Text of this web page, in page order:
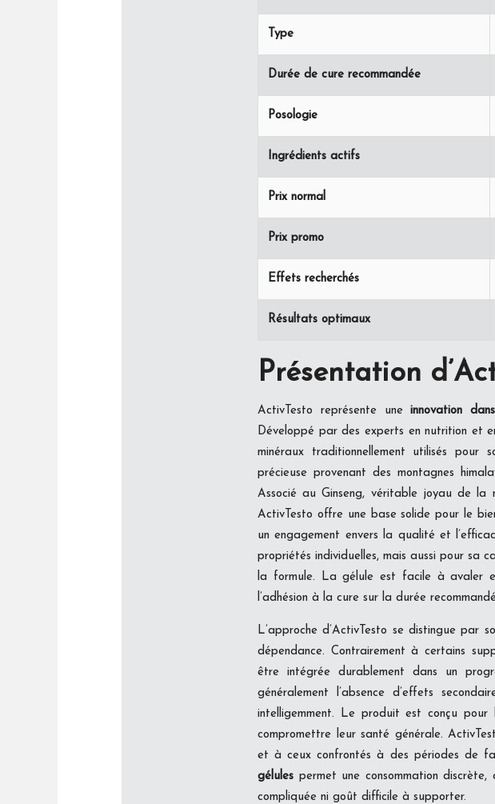
Type
Durée de cure recommandée
Posologie
Ingrédients actifs
Prix normal
Prix promo
Effets recherchés
Résultats optimaux
Présentation
ActivTesto représente uneinnovation
Développé par des experts en nutrition et
minéraux traditionnellement utilisés pour
précieuse provenant des montagnes
Associé au Ginseng, véritable joyau de
ActivTesto offre une base solide pour le
un engagement envers la qualité et
propriétés individuelles, mais aussi pour sa
la formule. La gélule est facile à avaler
l’adhésion à la cure sur la durée
L’approche d’ActivTesto se distingue par
dépendance. Contrairement à certains
être intégrée durablement dans un
généralement l’absence d’effets
intelligemment. Le produit est conçu pour
compromettre leur santé générale.
et à ceux confrontés à des périodes de
gélules permet une consommation
compliquée ni goût difficile à supporter.